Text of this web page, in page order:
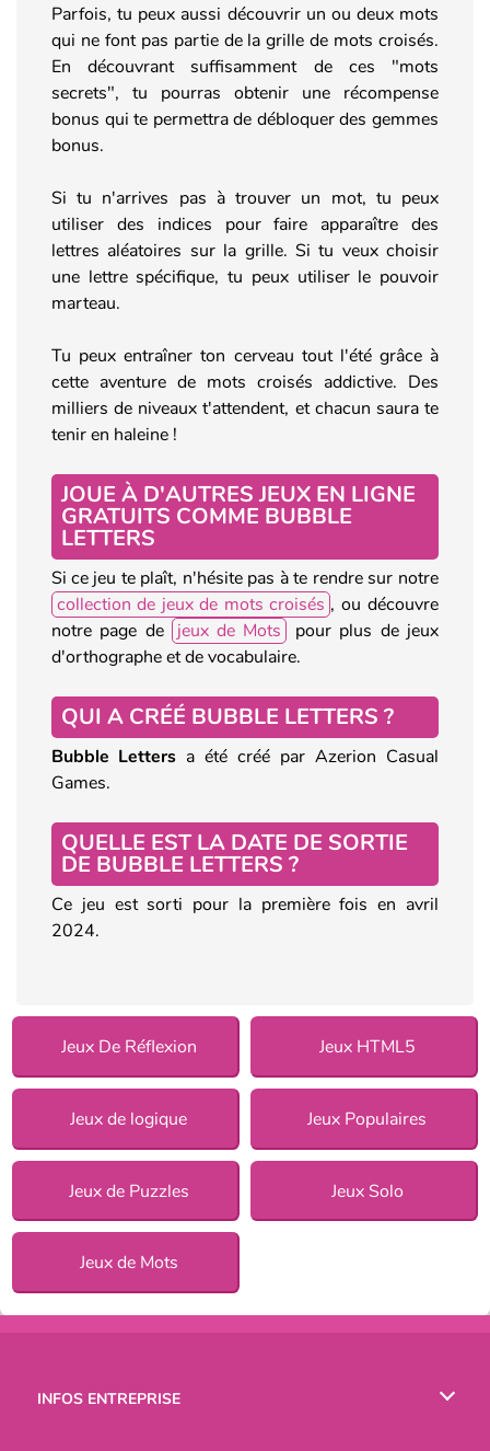
Parfois, tu peux aussi découvrir un ou deux mots
qui ne font pas partie de la grille de mots croisés.
En découvrant suffisamment de ces "mots
secrets", tu pourras obtenir une récompense
bonus qui te permettra de débloquer des gemmes
bonus.
Si tu n'arrives pas à trouver un mot, tu peux
utiliser des indices pour faire apparaître des
lettres aléatoires sur la grille. Si tu veux choisir
une lettre spécifique, tu peux utiliser le pouvoir
marteau.
Tu peux entraîner ton cerveau tout l'été grâce à
cette aventure de mots croisés addictive. Des
milliers de niveaux t'attendent, et chacun saura te
tenir en haleine !
JOUE À D'AUTRES JEUX EN LIGNE
GRATUITS COMME BUBBLE
LETTERS
Si ce jeu te plaît, n'hésite pas à te rendre sur notre
collection de jeux de mots croisés , ou découvre
notre page de jeux de Mots
pour plus de jeux
d'orthographe et de vocabulaire.
QUI A CRÉÉ BUBBLE LETTERS ?
Bubble Letters a été créé par Azerion Casual
Games.
QUELLE EST LA DATE DE SORTIE
DE BUBBLE LETTERS ?
Ce jeu est sorti pour la première fois en avril
2024.
Jeux De Réflexion Jeux HTML5
Jeux de logique Jeux Populaires
Jeux de Puzzles Jeux Solo
Jeux de Mots
INFOS ENTREPRISE